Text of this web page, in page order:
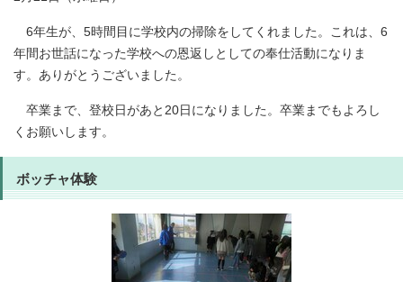
6年生が、5時間目に学校内の掃除をしてくれました。これは、6
年間お世話になった学校への恩返しとしての奉仕活動になりま
す。ありがとうございました。
卒業まで、登校日があと20日になりました。卒業までもよろし
くお願いします。
ボッチャ体験